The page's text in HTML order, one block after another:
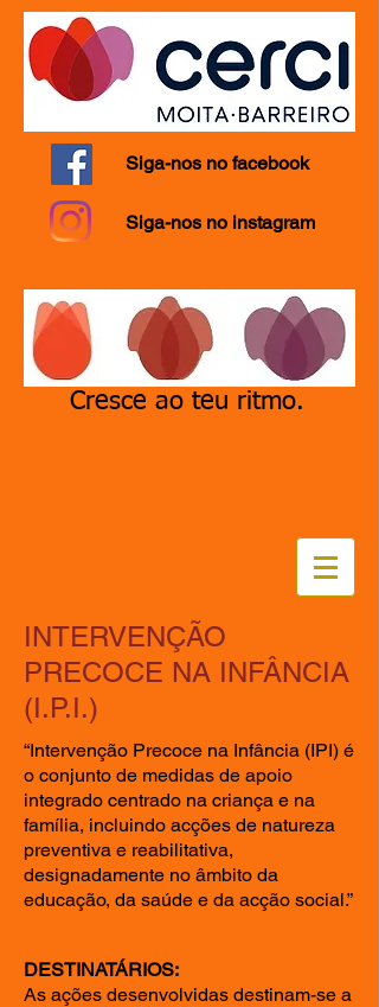
Siga-nos no facebook
Siga-nos no instagram
Cresce ao teu ritmo.
INTERVENÇÃO
PRECOCE NA INFÂNCIA
(I.P.I.)
“Intervenção Precoce na Infância (IPI) é
o conjunto de medidas de apoio
integrado centrado na criança e na
família, incluindo acções de natureza
preventiva e reabilitativa,
designadamente no âmbito da
educação, da saúde e da acção social.”
DESTINATÁRIOS:
As ações desenvolvidas destinam-se a